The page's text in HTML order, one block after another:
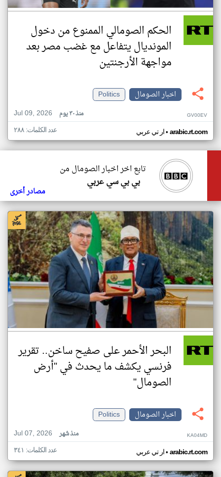
الحكم الصومالي الممنوع من دخول
المونديال يتفاعل مع غضب مصر بعد
مواجهة الأرجنتين
اخبار الصومال
Politics
Jul 09, 2026
منذ ٣٠ يوم GV00EV
ار تي عربي• arabic.rt.com عدد الكلمات: ٢٨٨
تابع اخر اخبار الصومال من
بي بي سي عربي
مصادر أخرى
البحر الأحمر على صفيح ساخن.. تقرير
فرنسي يكشف ما يحدث في "أرض
الصومال"
اخبار الصومال
Politics
Jul 07, 2026
منذ شهر KA04MD
ار تي عربي• arabic.rt.com عدد الكلمات: ٣٤١